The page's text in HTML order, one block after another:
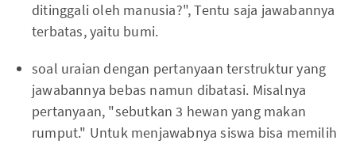
ditinggali oleh manusia?", Tentu saja jawabannya
terbatas, yaitu bumi.
soal uraian dengan pertanyaan terstruktur yang
jawabannya bebas namun dibatasi. Misalnya
pertanyaan, "sebutkan 3 hewan yang makan
rumput." Untuk menjawabnya siswa bisa memilih